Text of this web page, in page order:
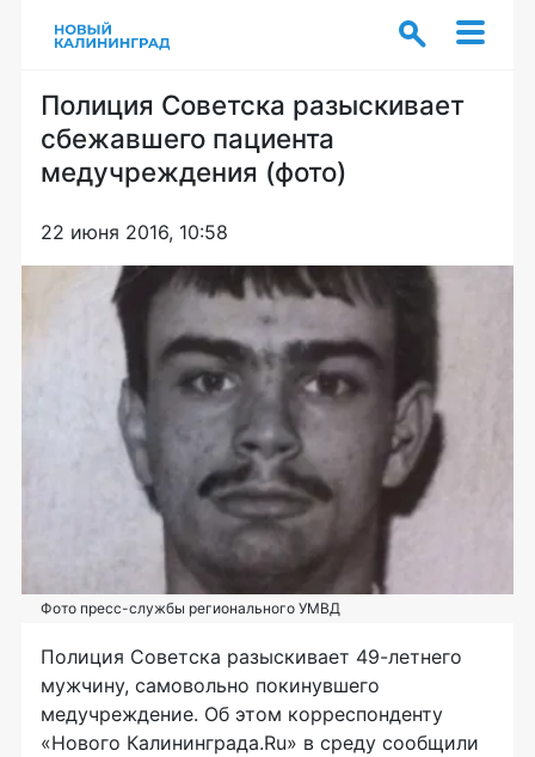
Полиция Советска разыскивает
сбежавшего пациента
медучреждения (фото)
22 июня 2016, 10:58
Фото пресс-службы регионального УМВД
Полиция Советска разыскивает 49-летнего
мужчину, самовольно покинувшего
медучреждение. Об этом корреспонденту
«Нового Калининграда.Ru» в среду сообщили